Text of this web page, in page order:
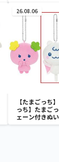
26.08.06
【たまごっち
っち】たまご
ェーン付きぬ
Tamagotchi